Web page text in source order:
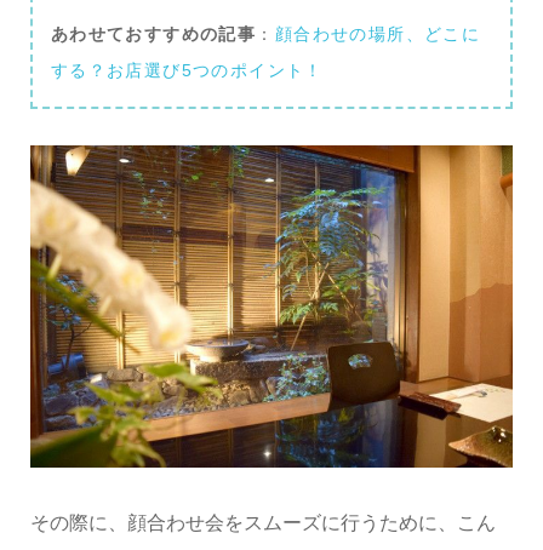
あわせておすすめの記事 ： 顔合わせの場所、どこに
する？お店選び5つのポイント！
その際に、顔合わせ会をスムーズに行うために、こん